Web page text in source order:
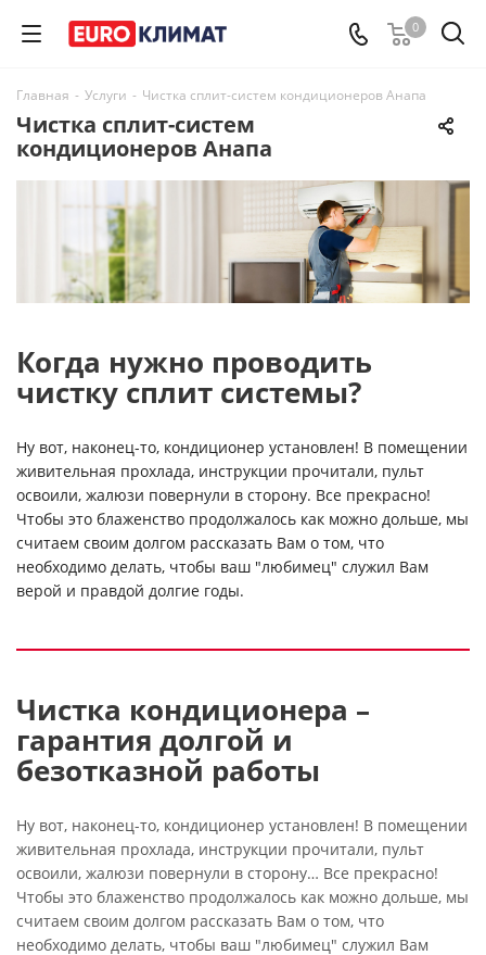
0
Главная - Услуги - Чистка сплит-систем кондиционеров Анапа
Чистка сплит-систем
кондиционеров Анапа
Когда нужно проводить
чистку сплит системы?
Ну вот, наконец-то, кондиционер установлен! В помещении
живительная прохлада, инструкции прочитали, пульт
освоили, жалюзи повернули в сторону. Все прекрасно!
Чтобы это блаженство продолжалось как можно дольше, мы
считаем своим долгом рассказать Вам о том, что
необходимо делать, чтобы ваш "любимец" служил Вам
верой и правдой долгие годы.
Чистка кондиционера –
гарантия долгой и
безотказной работы
Ну вот, наконец-то, кондиционер установлен! В помещении
живительная прохлада, инструкции прочитали, пульт
освоили, жалюзи повернули в сторону… Все прекрасно!
Чтобы это блаженство продолжалось как можно дольше, мы
считаем своим долгом рассказать Вам о том, что
необходимо делать, чтобы ваш "любимец" служил Вам